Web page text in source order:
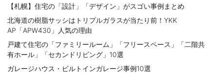
2009.04.09
みんなで作った小さなわが家２ いける？いけぬ？頼みの綱「建
築家」
2009.03.27
良い大工を育て、優れた建築家と連携する家づくり
【札幌】住宅の「設計」「デザイン」がスゴい事例まとめ
北海道の樹脂サッシはトリプルガラスが当たり前！YKK
AP「APW430」人気の理由
戸建て住宅の「ファミリールーム」「フリースペース」「二階共
有ホール」「セカンドリビング」10選
ガレージハウス・ビルトインガレージ事例10選